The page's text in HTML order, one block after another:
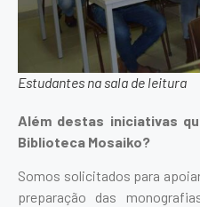
Estudantes na sala de leitura
Além destas iniciativas
Biblioteca Mosaiko?
Somos solicitados para
preparação das